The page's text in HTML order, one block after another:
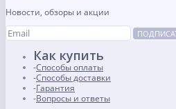
Новости, обзоры и акции
Как купить
Способы оплаты
Способы доставки
Гарантия
Вопросы и ответы